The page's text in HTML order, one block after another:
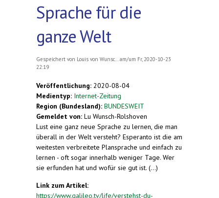
Sprache für die
ganze Welt
Gespeichert von Louis von Wunsc...
am/um Fr, 2020-10-23
22:19
Veröffentlichung: 2020-08-04
Medientyp: Internet-Zeitung
Region (Bundesland): BUNDESWEIT
Gemeldet von: Lu Wunsch-Rolshoven
Lust eine ganz neue Sprache zu lernen, die man
überall in der Welt versteht? Esperanto ist die am
weitesten verbreitete Plansprache und einfach zu
lernen - oft sogar innerhalb weniger Tage. Wer
sie erfunden hat und wofür sie gut ist. (...)
Link zum Artikel:
https://www.galileo.tv/life/verstehst-du-